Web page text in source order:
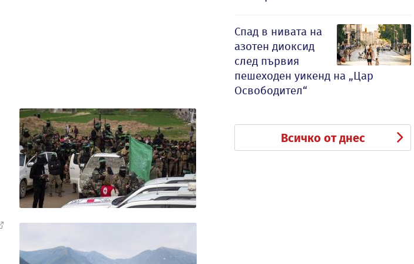
Спад в нивата на
азотен диоксид
след първия
пешеходен уикенд на „Цар
Освободител“
Всичко от днес